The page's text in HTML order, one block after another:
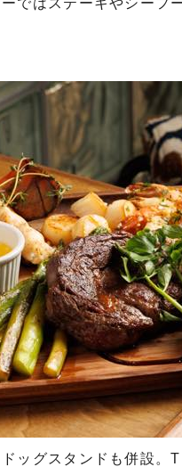
ではステーキやシーフ
ッグスタンドも併設。